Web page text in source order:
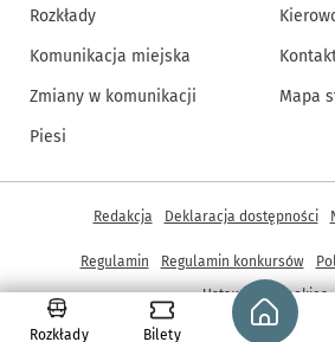
Rozkłady Bilety
Strona
Rozkłady
Komunikacja miejska
Zmiany w komunikacji
Piesi
Mapa
Inne informacje
Redakcja Deklaracja dostępności
Regulamin Regulamin konkursów
Ustawienia cookies